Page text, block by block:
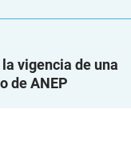
vigencia de una
de ANEP